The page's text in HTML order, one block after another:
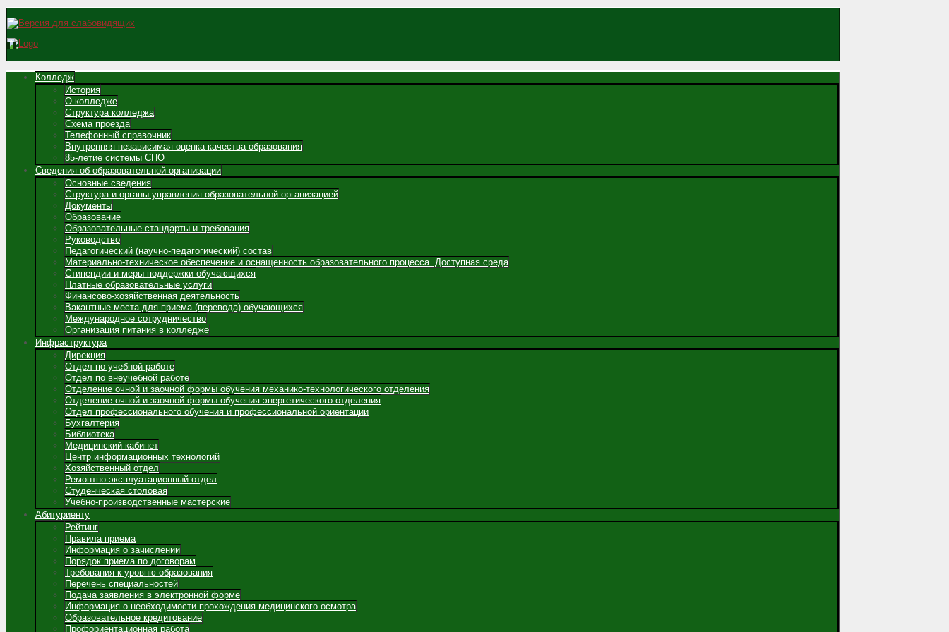
Колледж
История
О колледже
Структура колледжа
Схема проезда
Телефонный справочник
Внутренняя независимая оценка качества образования
85-летие системы СПО
Сведения об образовательной организации
Основные сведения
Структура и органы управления образовательной организацией
Документы
Образование
Образовательные стандарты и требования
Руководство
Педагогический (научно-педагогический) состав
Материально-техническое обеспечение и оснащенность образовательного процесса. Доступная среда
Стипендии и меры поддержки обучающихся
Платные образовательные услуги
Финансово-хозяйственная деятельность
Вакантные места для приема (перевода) обучающихся
Международное сотрудничество
Организация питания в колледже
Инфраструктура
Дирекция
Отдел по учебной работе
Отдел по внеучебной работе
Отделение очной и заочной формы обучения механико-технологического отделения
Отделение очной и заочной формы обучения энергетического отделения
Отдел профессионального обучения и профессиональной ориентации
Бухгалтерия
Библиотека
Медицинский кабинет
Центр информационных технологий
Хозяйственный отдел
Ремонтно-эксплуатационный отдел
Студенческая столовая
Учебно-производственные мастерские
Абитуриенту
Рейтинг
Правила приема
Информация о зачислении
Порядок приема по договорам
Требования к уровню образования
Перечень специальностей
Подача заявления в электронной форме
Информация о необходимости прохождения медицинского осмотра
Образовательное кредитование
Профориентационная работа